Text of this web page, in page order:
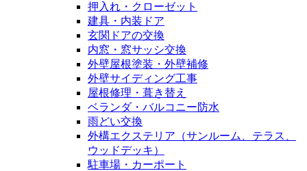
押入れ・クローゼット
建具・内装ドア
玄関ドアの交換
内窓・窓サッシ交換
外壁屋根塗装・外壁補修
外壁サイディング工事
屋根修理・葺き替え
ベランダ・バルコニー防水
雨どい交換
外構エクステリア（サンルーム、テラス、
ウッドデッキ）
駐車場・カーポート